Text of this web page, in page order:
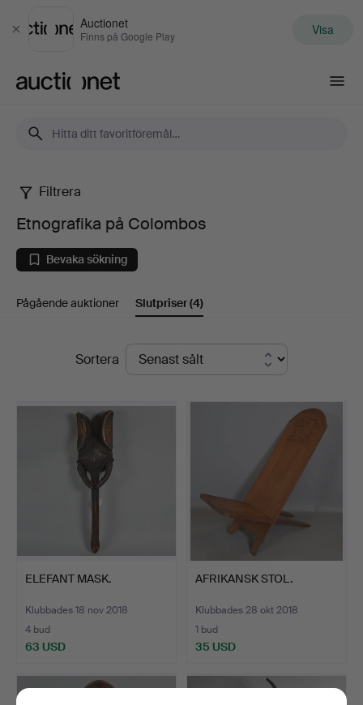
Stäng
Auctionet
Finns på Google Play Visa
Etnografika
på
Colombos
Filtrera
Etnografika på Colombos
Bevaka sökning
Pågående auktioner Slutpriser(4)
SlutpriserSortera
ELEFANT MASK.
Klubbades 18 nov 2018
4 bud
63 USD
AFRIKANSK STOL.
Klubbades 28 okt 2018
1 bud
35 USD